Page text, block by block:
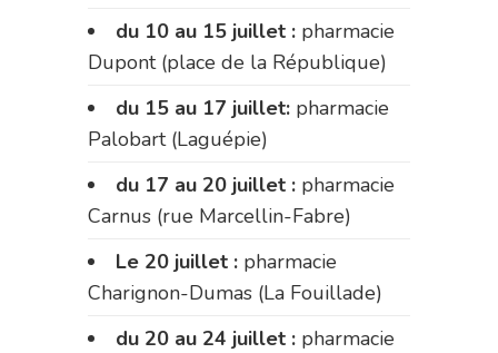
du 10 au 15 juillet : pharmacie
Dupont (place de la République)
du 15 au 17 juillet: pharmacie
Palobart (Laguépie)
du 17 au 20 juillet : pharmacie
Carnus (rue Marcellin-Fabre)
Le 20 juillet : pharmacie
Charignon-Dumas (La Fouillade)
du 20 au 24 juillet : pharmacie